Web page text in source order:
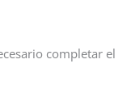
completar el